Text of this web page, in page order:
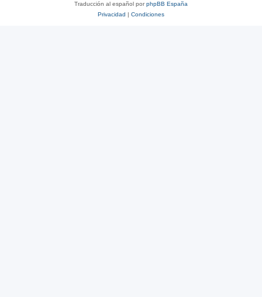
Traducción al español porphpBB España
Privacidad | Condiciones